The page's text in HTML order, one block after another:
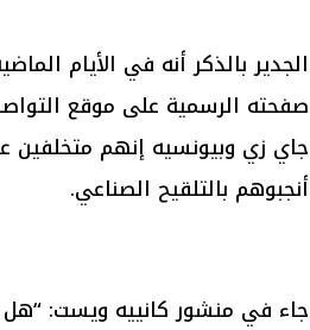
الجدير بالذكر أنه في الأيام
جاي زي وبيونسيه إنهم متخلفين
أنجبوهم بالتلقيح الصناعي.
جاء في منشور كانييه ويست: “هل